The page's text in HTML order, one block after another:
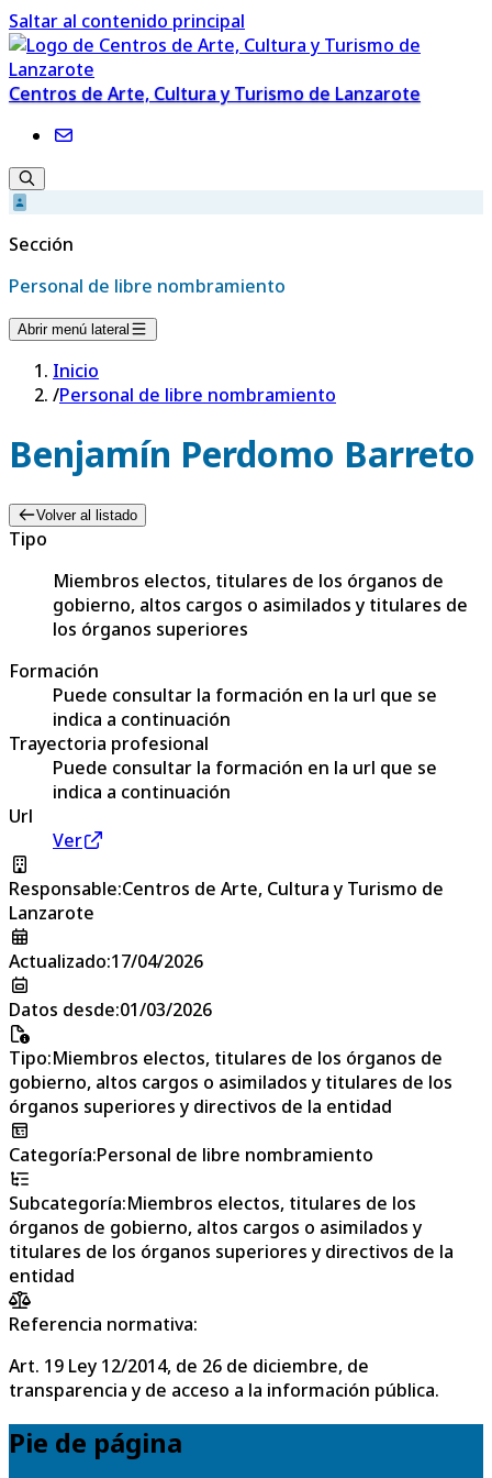
Saltar al contenido principal
Centros de Arte, Cultura y Turismo de Lanzarote
Sección
Personal de libre nombramiento
Abrir menú lateral
Inicio
/Personal de libre nombramiento
Benjamín Perdomo Barreto
Volver al listado
Tipo
Miembros electos, titulares de los órganos de
gobierno, altos cargos o asimilados y titulares de
los órganos superiores
Formación
Puede consultar la formación en la url que se
indica a continuación
Trayectoria profesional
Puede consultar la formación en la url que se
indica a continuación
Url
Ver
Responsable:Centros de Arte, Cultura y Turismo de
Lanzarote
Actualizado:17/04/2026
Datos desde:01/03/2026
Tipo:Miembros electos, titulares de los órganos de
gobierno, altos cargos o asimilados y titulares de los
órganos superiores y directivos de la entidad
Categoría:Personal de libre nombramiento
Subcategoría:Miembros electos, titulares de los
órganos de gobierno, altos cargos o asimilados y
titulares de los órganos superiores y directivos de la
entidad
Referencia normativa:
Art. 19 Ley 12/2014, de 26 de diciembre, de
transparencia y de acceso a la información pública.
Pie de página